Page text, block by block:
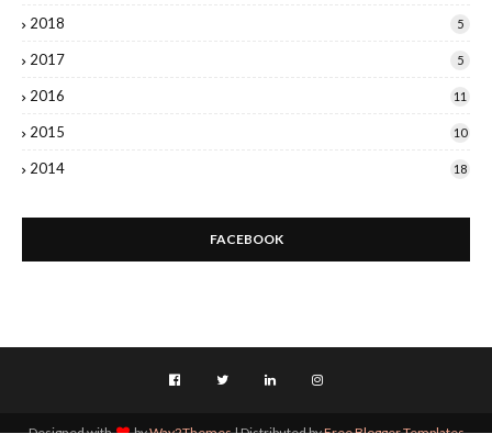
2018 5
2017 5
2016 11
2015 10
2014 18
FACEBOOK